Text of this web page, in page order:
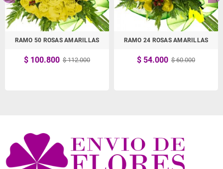
RAMO 50 ROSAS AMARILLAS
$ 100.800 $ 112.000
RAMO 24 ROSAS AMARILLAS
$ 54.000 $ 60.000